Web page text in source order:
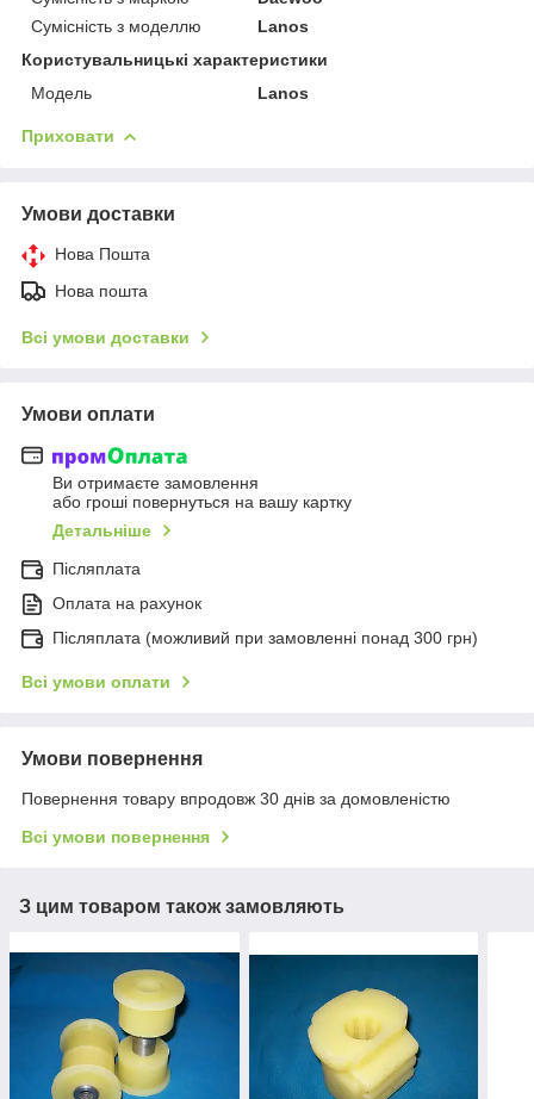
Сумісність з моделлю
Lanos
Користувальницькі характеристики
Модель
Lanos
Приховати
Умови доставки
Нова Пошта
Нова пошта
Всі умови доставки
Умови оплати
Ви отримаєте замовлення
або гроші повернуться на вашу картку
Детальніше
Післяплата
Оплата на рахунок
Післяплата (можливий при замовленні понад 300 грн)
Всі умови оплати
Умови повернення
Повернення товару впродовж 30 днів за домовленістю
Всі умови повернення
З цим товаром також замовляють